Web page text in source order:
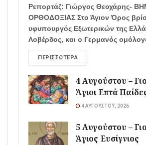
Ρεπορτάζ: Γιώργος Θεοχάρης-
ΟΡΘΟΔΟΞΙΑΣ Στο Άγιον Όρος
υφυπουργός Εξωτερικών της
Λοβέρδος, και ο Γερμανός
ΠΕΡΙΣΣΌΤΕΡΑ
4 Αυγούστου –
Άγιοι Επτά
4 ΑΥΓΟΎΣΤΟΥ, 2026
5 Αυγούστου –
Άγιος Ευσίγνιος